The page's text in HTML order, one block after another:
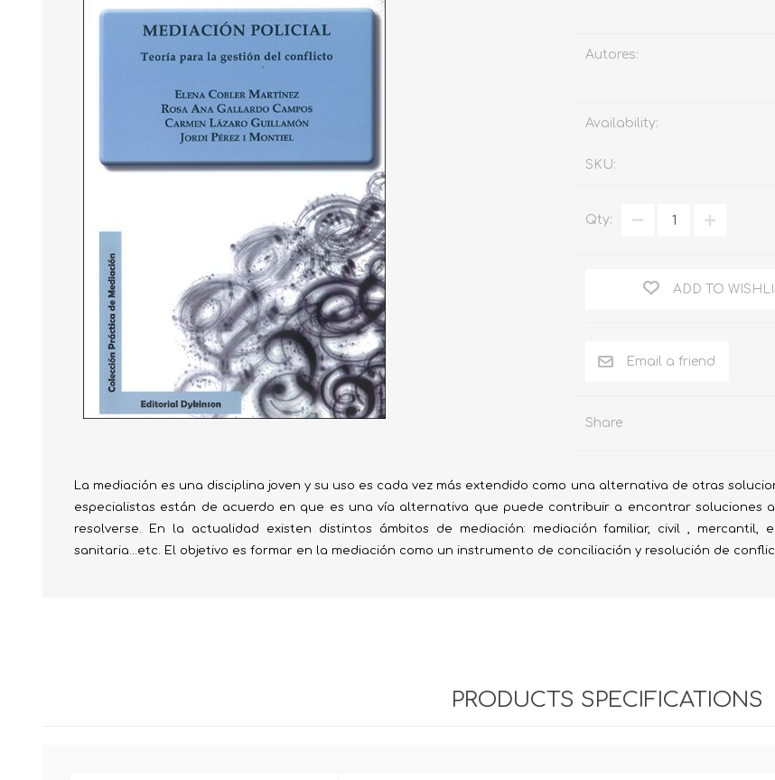
Sucesiones
Daños
Hipotecario
Autores:
Availability:
SKU:
Qty:
ADD TO
Share
La mediación es una disciplina joven y su uso es cada vez más extendido como una alternativa de otras
especialistas están de acuerdo en que es una vía alternativa que puede contribuir a encontrar soluciones
resolverse. En la actualidad existen distintos ámbitos de mediación: mediación familiar, civil , mercantil,
sanitaria...etc. El objetivo es formar en la mediación como un instrumento de conciliación y resolución de
PRODUCTS SPECIFICATIONS